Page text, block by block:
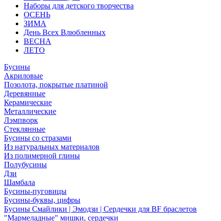
Наборы для детского творчества
ОСЕНЬ
ЗИМА
День Всех Влюбленных
ВЕСНА
ЛЕТО
Бусины
Акриловые
Позолота, покрытые платиной
Деревянные
Керамические
Металлические
Лэмпворк
Стеклянные
Бусины со стразами
Из натуральных материалов
Из полимерной глины
Полубусины
Дзи
Шамбала
Бусины-пуговицы
Бусины-буквы, цифры
Бусины Смайлики | Эмодзи | Сердечки для BF браслетов
"Мармеладные" мишки, сердечки